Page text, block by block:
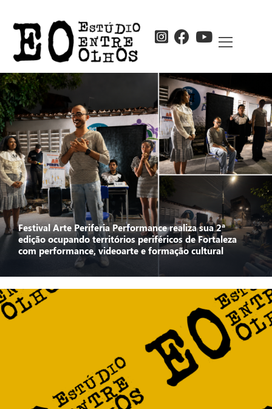
Festival Arte Periferia Performance realiza sua 2ª
edição ocupando territórios periféricos de Fortaleza
com performance, videoarte e formação cultural